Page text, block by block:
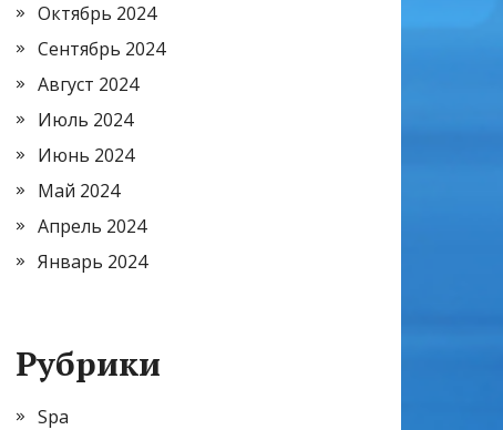
Октябрь 2024
Сентябрь 2024
Август 2024
Июль 2024
Июнь 2024
Май 2024
Апрель 2024
Январь 2024
Рубрики
Spa